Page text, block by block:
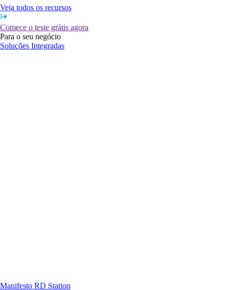
Veja todos os recursos
Comece o teste grátis agora
Para o seu negócio
Soluções Integradas
Manifesto RD Station